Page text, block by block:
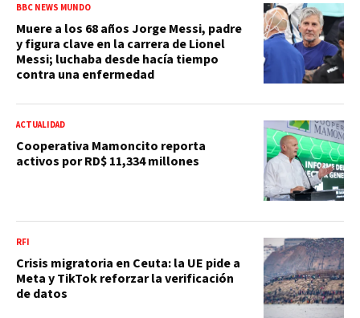
BBC NEWS MUNDO
Muere a los 68 años Jorge Messi, padre
y figura clave en la carrera de Lionel
Messi; luchaba desde hacía tiempo
contra una enfermedad
ACTUALIDAD
Cooperativa Mamoncito reporta
activos por RD$ 11,334 millones
RFI
Crisis migratoria en Ceuta: la UE pide a
Meta y TikTok reforzar la verificación
de datos